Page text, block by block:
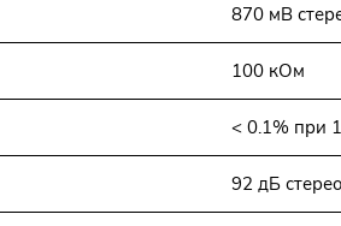
870 мВ
100 кОм
< 0.1% при
92 дБ